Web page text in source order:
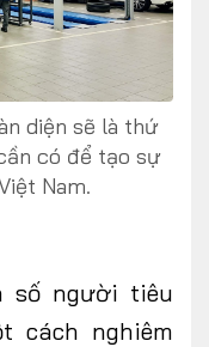
diện sẽ là thứ
có để tạo sự
Nam.
số người tiêu
cách nghiêm